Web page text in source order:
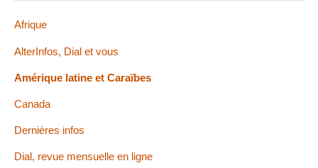
Afrique
AlterInfos, Dial et vous
Amérique latine et Caraïbes
Canada
Dernières infos
Dial, revue mensuelle en ligne